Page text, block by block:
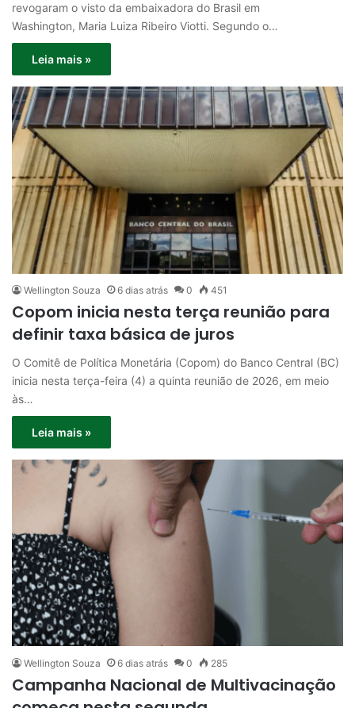
revogaram o visto da embaixadora do Brasil em
Washington, Maria Luiza Ribeiro Viotti. Segundo o…
Leia mais »
Wellington Souza 6 dias atrás 0 451
Copom inicia nesta terça reunião para
definir taxa básica de juros
O Comitê de Política Monetária (Copom) do Banco Central (BC)
inicia nesta terça-feira (4) a quinta reunião de 2026, em meio
às…
Leia mais »
Wellington Souza 6 dias atrás 0 285
Campanha Nacional de Multivacinação